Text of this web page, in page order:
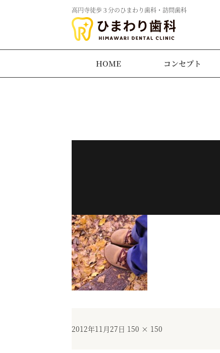
高円寺徒歩３分のひまわり歯科・訪問歯科
HOME コンセプト
投
2012年11月27日 フ
150 × 150